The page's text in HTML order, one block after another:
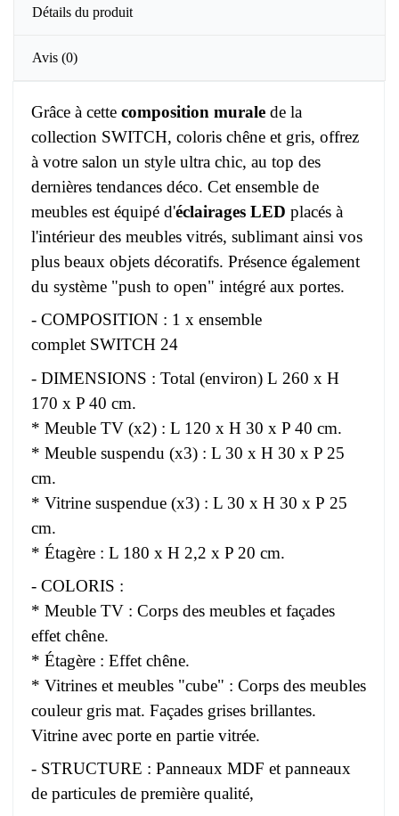
Détails du produit
Avis (0)
Grâce à cette composition murale de la
collection SWITCH, coloris chêne et gris, offrez
à votre salon un style ultra chic, au top des
dernières tendances déco. Cet ensemble de
meubles est équipé d'éclairages LED placés à
l'intérieur des meubles vitrés, sublimant ainsi vos
plus beaux objets décoratifs. Présence également
du système "push to open" intégré aux portes.
- COMPOSITION : 1 x ensemble
complet SWITCH 24
- DIMENSIONS : Total (environ) L 260 x H
170 x P 40 cm.
* Meuble TV (x2) : L 120 x H 30 x P 40 cm.
* Meuble suspendu (x3) : L 30 x H 30 x P 25
cm.
* Vitrine suspendue (x3) : L 30 x H 30 x P 25
cm.
* Étagère : L 180 x H 2,2 x P 20 cm.
- COLORIS :
* Meuble TV : Corps des meubles et façades
effet chêne.
* Étagère : Effet chêne.
* Vitrines et meubles "cube" : Corps des meubles
couleur gris mat. Façades grises brillantes.
Vitrine avec porte en partie vitrée.
- STRUCTURE : Panneaux MDF et panneaux
de particules de première qualité,